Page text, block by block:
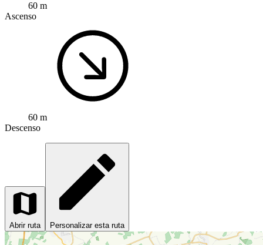
60 m
Ascenso
60 m
Descenso
Abrir ruta Personalizar esta ruta